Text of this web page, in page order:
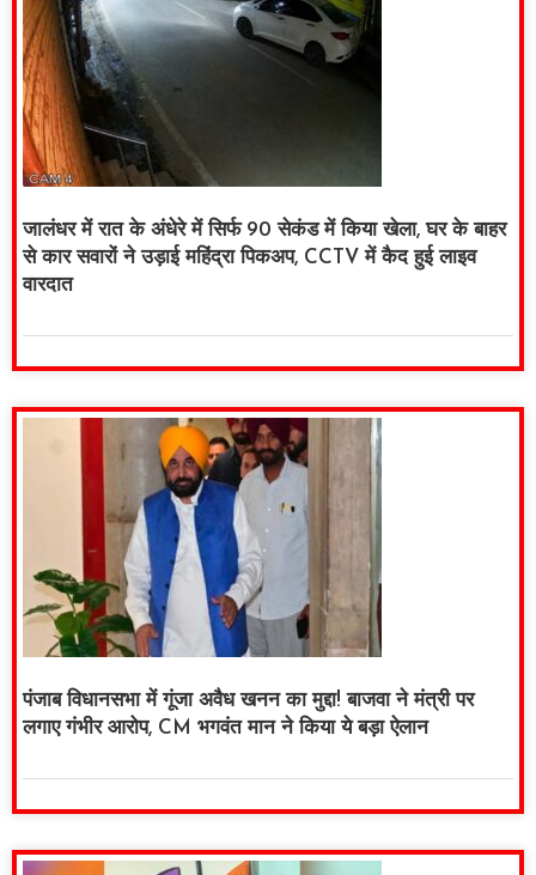
जालंधर में रात के अंधेरे में सिर्फ 90 सेकंड में किया खेला, घर के बाहर
से कार सवारों ने उड़ाई महिंद्रा पिकअप, CCTV में कैद हुई लाइव
वारदात
पंजाब विधानसभा में गूंजा अवैध खनन का मुद्दा! बाजवा ने मंत्री पर
लगाए गंभीर आरोप, CM भगवंत मान ने किया ये बड़ा ऐलान